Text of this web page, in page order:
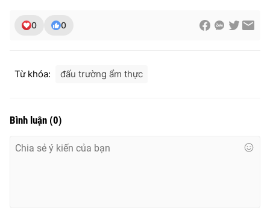
0 0
Từ khóa: đấu trường ẩm thực
Bình luận (0)